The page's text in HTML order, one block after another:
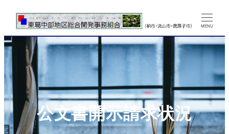
MENU
公文書開示請求状況